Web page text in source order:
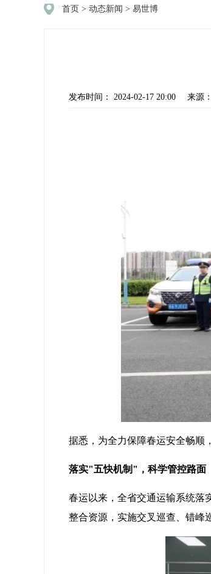
首页 > 动态新闻 > 易世博
发布时间： 2024-02-17 20:00 来源
据悉，为全力保障春运安全畅顺
落实"五快机制"，科学管控路面
春运以来，全省交通运输系统落
整合资源，实施交叉巡查、错峰